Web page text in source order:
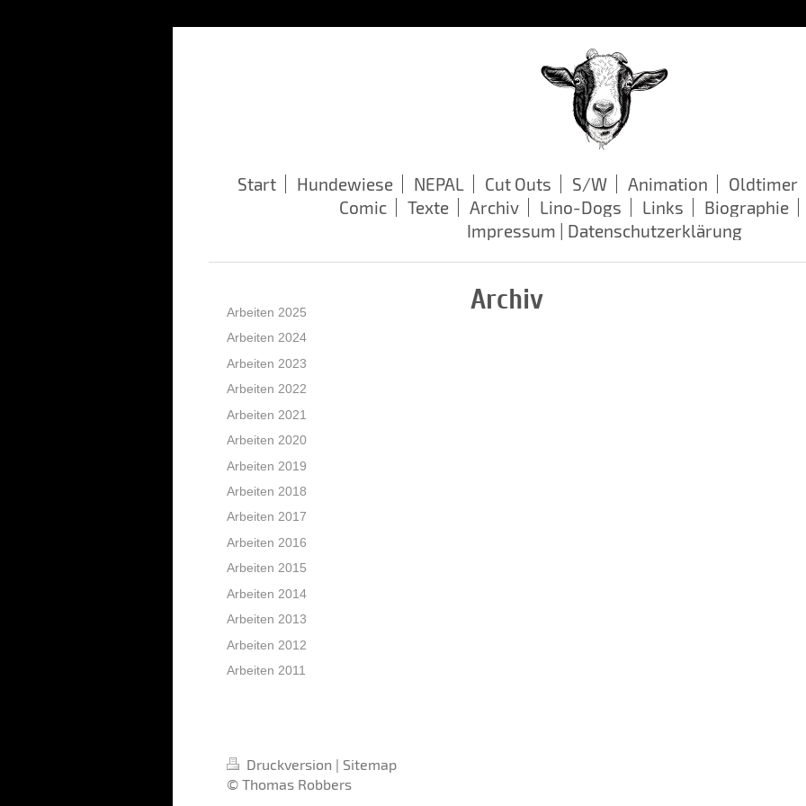
Start Hundewiese NEPAL Cut Outs S/W Animation Oldtimer
Comic
Texte Archiv Lino-Dogs Links Biographie
Impressum | Datenschutzerklärung
Archiv
Arbeiten 2025
Arbeiten 2024
Arbeiten 2023
Arbeiten 2022
Arbeiten 2021
Arbeiten 2020
Arbeiten 2019
Arbeiten 2018
Arbeiten 2017
Arbeiten 2016
Arbeiten 2015
Arbeiten 2014
Arbeiten 2013
Arbeiten 2012
Arbeiten 2011
Druckversion | Sitemap
© Thomas Robbers